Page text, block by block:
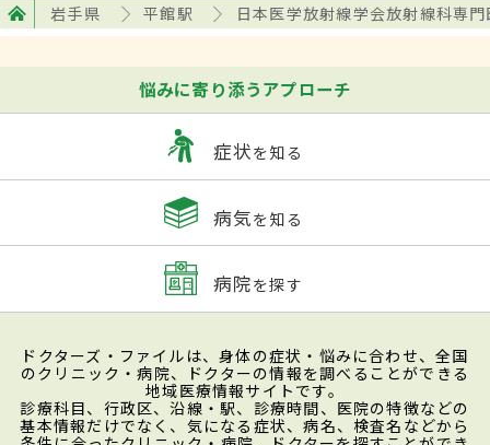
岩手県 平館駅 日本医学放射線学会放射線科専門
悩みに寄り添うアプローチ
症状を知る
病気を知る
病院を探す
ドクターズ・ファイルは、身体の症状・悩みに合わせ、全国
のクリニック・病院、ドクターの情報を調べることができる
地域医療情報サイトです。
診療科目、行政区、沿線・駅、診療時間、医院の特徴などの
基本情報だけでなく、気になる症状、病名、検査名などから